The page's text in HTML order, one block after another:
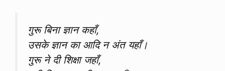
गुरू बिना ज्ञान कहाँ,
उसके ज्ञान का आदि न अंत यहाँ।
गुरू ने दी शिक्षा जहाँ,